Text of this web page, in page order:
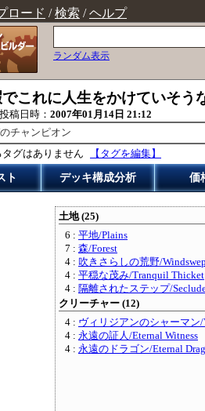
ロード /検索 /ヘルプ
ランダム表示
これに人生をかけていそう
稿日時： 2007年01月14日 21:12
チャンピオン
グはありません
【タグを編集】
ト デッキ構成分析 価
土地 (25)
6 : 平地/Plains
7 : 森/Forest
4 : 吹きさらしの荒野/
4 : 平穏な茂み/Tranquil Thicket
4 : 隔離されたステップ/
クリーチャー (12)
4 : ヴィリジアンのシャーマン/
4 : 永遠の証人/Eternal Witness
4 : 永遠のドラゴン/Eternal